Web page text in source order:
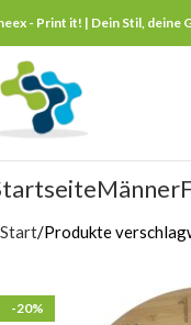
- Print it! | Dein Stil, deine
Männer
Start Produkte
-20%